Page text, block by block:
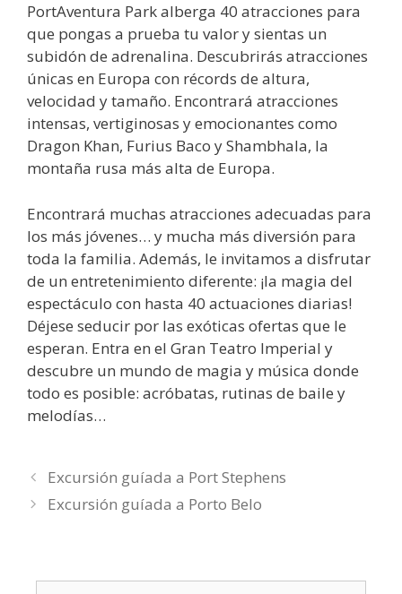
PortAventura Park alberga 40 atracciones para
que pongas a prueba tu valor y sientas un
subidón de adrenalina. Descubrirás atracciones
únicas en Europa con récords de altura,
velocidad y tamaño. Encontrará atracciones
intensas, vertiginosas y emocionantes como
Dragon Khan, Furius Baco y Shambhala, la
montaña rusa más alta de Europa.
Encontrará muchas atracciones adecuadas para
los más jóvenes… y mucha más diversión para
toda la familia. Además, le invitamos a disfrutar
de un entretenimiento diferente: ¡la magia del
espectáculo con hasta 40 actuaciones diarias!
Déjese seducir por las exóticas ofertas que le
esperan. Entra en el Gran Teatro Imperial y
descubre un mundo de magia y música donde
todo es posible: acróbatas, rutinas de baile y
melodías…
Excursión guíada a Port Stephens
Excursión guíada a Porto Belo